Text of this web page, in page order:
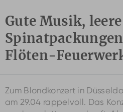
Gute Musik, leere
Flöten-
Zum Blondkonzert in
am 29.04 rappelvoll. Das